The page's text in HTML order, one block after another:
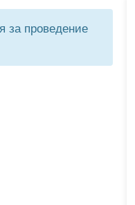
за проведение